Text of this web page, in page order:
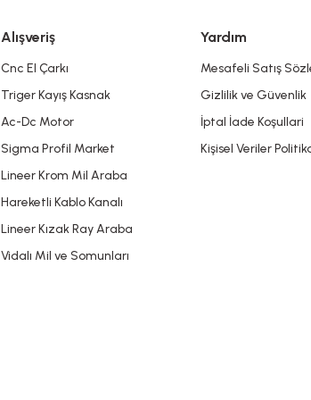
Alışveriş
Cnc El Çarkı
Triger Kayış Kasnak
Ac-Dc Motor
Sigma Profil Market
Lineer Krom Mil Araba
Hareketli Kablo Kanalı
Lineer Kızak Ray Araba
Vidalı Mil ve Somunları
Yardım
Mesafeli Satış
Gizlilik ve Güvenlik
İptal İade Koşullari
Kişisel Veriler